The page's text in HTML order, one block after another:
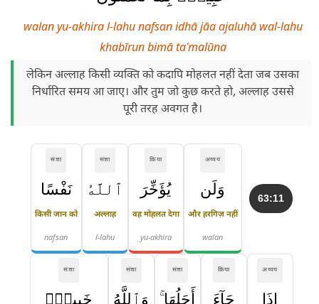
walan yu-akhira l-lahu nafsan idhā jāa ajaluhā wal-lahu
khabīrun bimā taʿmalūna
लेकिन अल्लाह किसी व्यक्ति को कदापि मोहलत नहीं देता जब उसका
निर्धारित समय आ जाए। और तुम जो कुछ करते हो, अल्लाह उससे
पूरी तरह अवगत है।
63:11
अव्यय
وَلَن
और हरगिज़ नहीं
walan
क्रिया
يُؤَخِّرَ
वह मोहलत देगा
yu-akhira
संज्ञा
ٱللَّهُ
अल्लाह
l-lahu
संज्ञा
نَفْسًا
किसी जान को
nafsan
अव्यय
إِذَا
क्रिया
جَآءَ
संज्ञा
أَجَلُهَا ۚ
संज्ञा
وَٱللَّهُ
संज्ञा
خَبِيرٌۢ